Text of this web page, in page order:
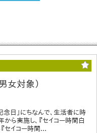
女対象）
念日」にちなんで、生活者に時
ら実施し、『セイコー時間白
セイコー時間...